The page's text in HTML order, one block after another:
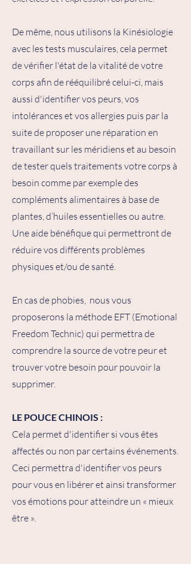
De même, nous utilisons la Kinésiologie
avec les tests musculaires, cela permet
de vérifier l'état de la vitalité de votre
corps afin de rééquilibré celui-ci, mais
aussi d'identifier vos peurs, vos
intolérances et vos allergies puis par la
suite de proposer une réparation en
travaillant sur les méridiens et au besoin
de tester quels traitements votre corps à
besoin comme par exemple des
compléments alimentaires à base de
plantes, d’huiles essentielles ou autre.
Une aide bénéfique qui permettront de
réduire vos différents problèmes
physiques et/ou de santé.
En cas de phobies, nous vous
proposerons la méthode EFT (Emotional
Freedom Technic) qui permettra de
comprendre la source de votre peur et
trouver votre besoin pour pouvoir la
supprimer.
LE POUCE CHINOIS :
Cela permet d'identifier si vous êtes
affectés ou non par certains événements.
Ceci permettra d'identifier vos peurs
pour vous en libérer et ainsi transformer
vos émotions pour atteindre un « mieux
être ».